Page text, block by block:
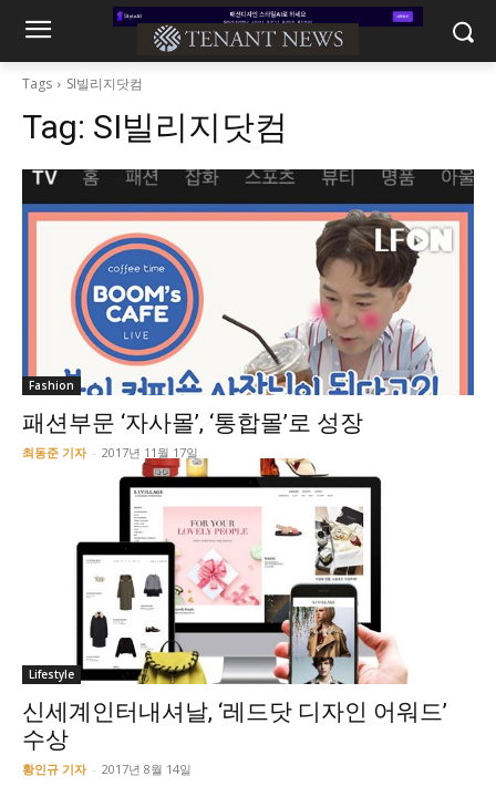
Tags SI빌리지닷컴
Tag: SI빌리지닷컴
Fashion
패션부문 ‘자사몰’, ‘통합몰’로 성장
최동준 기자 - 2017년 11월 17일
Lifestyle
신세계인터내셔날, ‘레드닷 디자인 어워드’
수상
황인규 기자 - 2017년 8월 14일